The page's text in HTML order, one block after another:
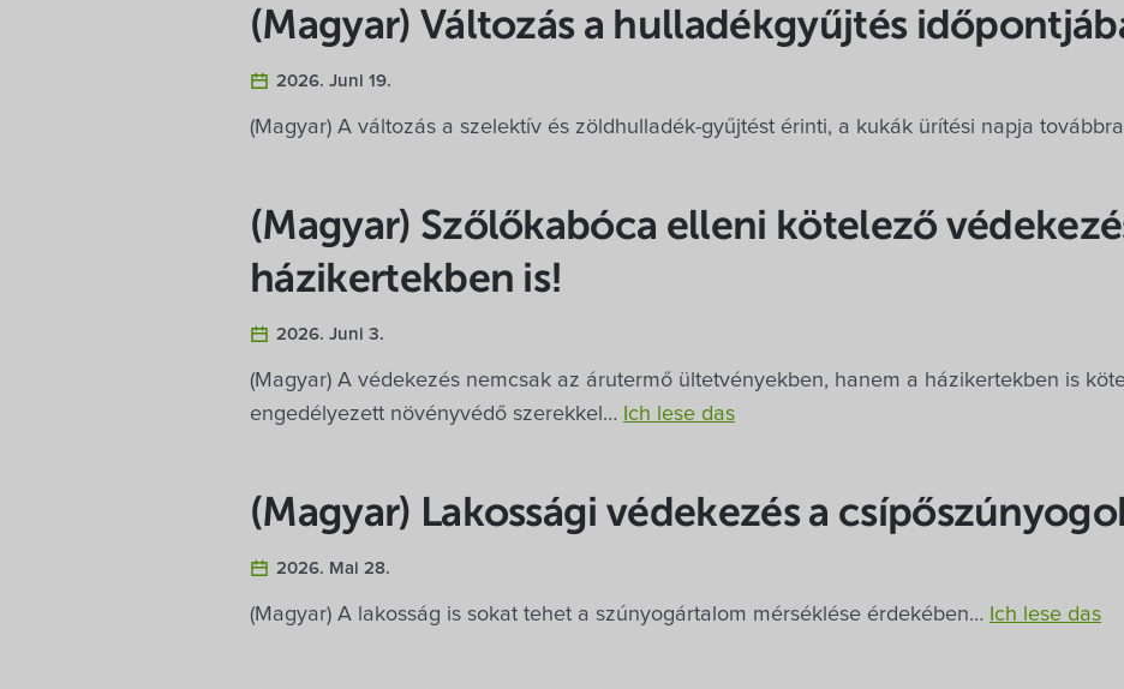
(Magyar) Változás a hulladékgyűjtés
2026. Juni 19.
(Magyar) A változás a szelektív és zöldhulladék-gyűjtést érinti, a kukák ürítési napja
(Magyar) Szőlőkabóca elleni kötelező
házikertekben is!
2026. Juni 3.
(Magyar) A védekezés nemcsak az árutermő ültetvényekben, hanem a házikertekben is
engedélyezett növényvédő szerekkel…
Ich lese das
(Magyar) Lakossági védekezés a
2026. Mai 28.
(Magyar) A lakosság is sokat tehet a szúnyogártalom mérséklése érdekében… Ich lese das